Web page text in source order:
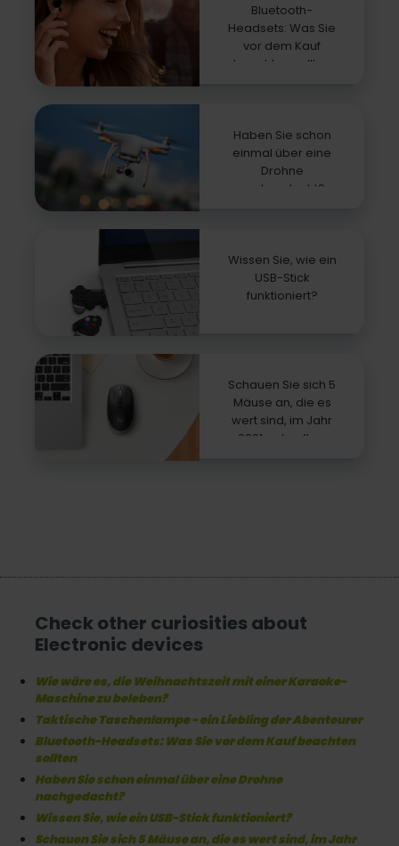
Bluetooth-
Headsets: Was Sie
vor dem Kauf
beachten sollten
Haben Sie schon
einmal über eine
Drohne
nachgedacht?
Wissen Sie, wie ein
USB-Stick
funktioniert?
Schauen Sie sich 5
Mäuse an, die es
wert sind, im Jahr
2021 gekauft zu
Check other curiosities about
Electronic devices
Wie wäre es, die Weihnachtszeit mit einer Karaoke-
Maschine zu beleben?
Taktische Taschenlampe - ein Liebling der Abenteurer
Bluetooth-Headsets: Was Sie vor dem Kauf beachten
sollten
Haben Sie schon einmal über eine Drohne
nachgedacht?
Wissen Sie, wie ein USB-Stick funktioniert?
Schauen Sie sich 5 Mäuse an, die es wert sind, im Jahr